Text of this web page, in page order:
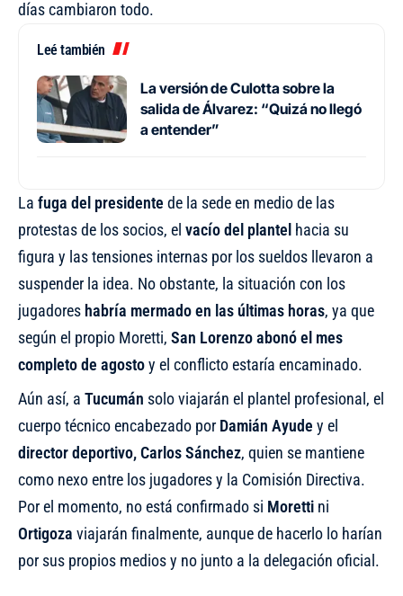
días cambiaron todo.
Leé también
La versión de Culotta sobre la
salida de Álvarez: “Quizá no llegó
a entender”
La fuga del presidente de la sede en medio de las
protestas de los socios, el vacío del plantel hacia su
figura y las tensiones internas por los sueldos llevaron a
suspender la idea. No obstante, la situación con los
jugadores habría mermado en las últimas horas, ya que
según el propio Moretti, San Lorenzo abonó el mes
completo de agostoy el conflicto estaría encaminado.
Aún así, a Tucumán solo viajarán el plantel profesional, el
cuerpo técnico encabezado por Damián Ayude y el
director deportivo, Carlos Sánchez, quien se mantiene
como nexo entre los jugadores y la Comisión Directiva.
Por el momento, no está confirmado si Moretti ni
Ortigoza viajarán finalmente, aunque de hacerlo lo harían
por sus propios medios y no junto a la delegación oficial.